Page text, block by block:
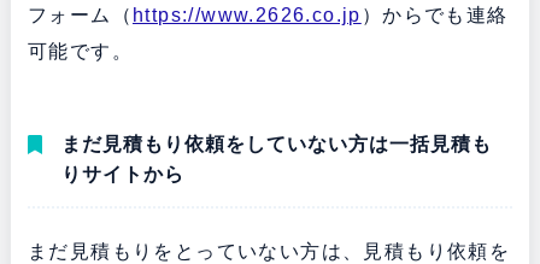
フォーム（ https://www.2626.co.jp ）からでも連絡
可能です。
まだ見積もり依頼をしていない方は一括見積も
りサイトから
まだ見積もりをとっていない方は、見積もり依頼を